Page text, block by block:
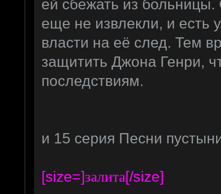
ей cбежать из
еще не извлекли, и есть
власти на её след. Тем
защитить Джона Генри,
последствиям.
и 15 серия Песни
[size=]залита[/size]